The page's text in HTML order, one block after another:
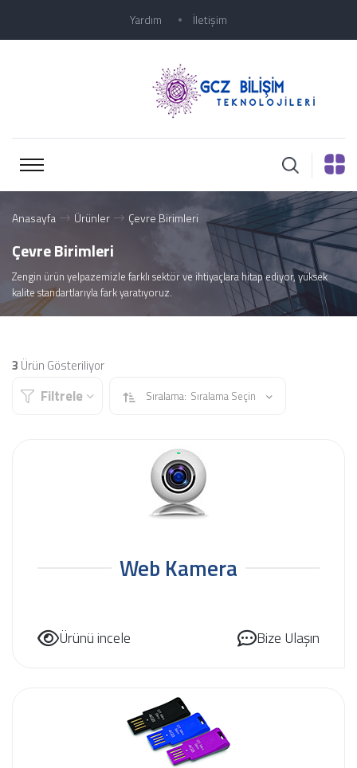
Yardım İletişim
Anasayfa Ürünler Çevre Birimleri
Çevre Birimleri
Zengin ürün yelpazemizle farklı sektör ve ihtiyaçlara hitap ediyor, yüksek
kalite standartlarıyla fark yaratıyoruz.
3 Ürün Gösteriliyor
Filtrele Sıralama: Sıralama Seçin
Web Kamera
Ürünü incele Bize Ulaşın